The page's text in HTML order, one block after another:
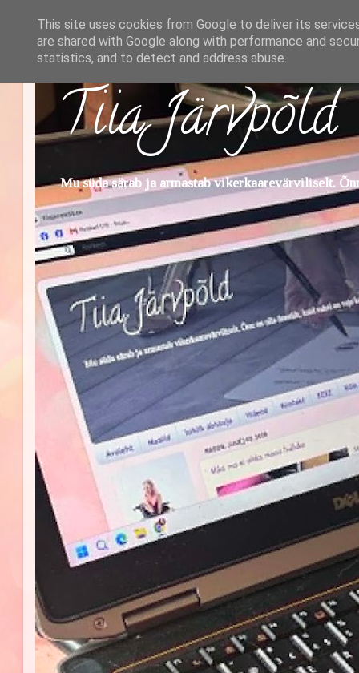
Tiia Järvpõld
Mu süda särab ja armastab vikerkaarevärviliselt.
This site uses cookies from Google to deliver its
are shared with Google along with performance and
statistics, and to detect and address abuse.